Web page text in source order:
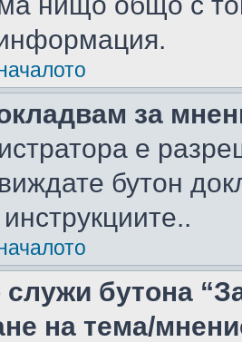
за
е
бутон
служи бутона
на тема/